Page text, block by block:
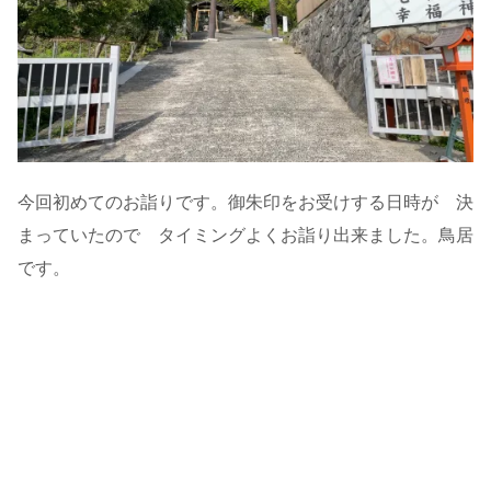
今回初めてのお詣りです。御朱印をお受けする日時が 決
まっていたので タイミングよくお詣り出来ました。鳥居
です。